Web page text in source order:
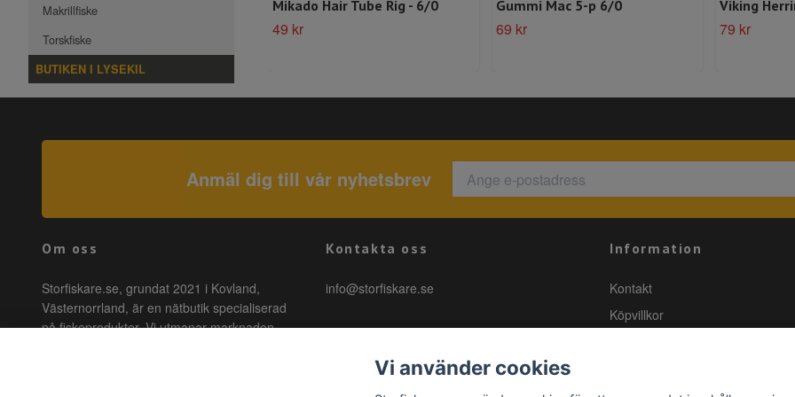
Makrillfiske
Torskfiske
BUTIKEN I LYSEKIL
Mikado Hair Tube Rig - 6/0
49 kr
Gummi Mac 5-p 6/0
69 kr
Viking
79 kr
Anmäl dig till vår nyhetsbrev
Om oss
Storfiskare.se, grundat 2021 i Kovland,
Västernorrland, är en nätbutik specialiserad
på fiskeprodukter. Vi utmanar marknaden
Kontakta oss
info@storfiskare.se
Information
Kontakt
Köpvillkor
Vi använder cookies